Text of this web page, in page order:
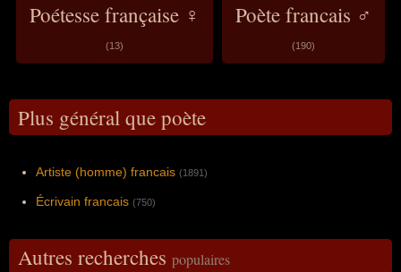
Poétesse française ♀
(13)
Poète francais ♂
(190)
Plus général que poète
Artiste (homme) francais (1891)
Écrivain francais (750)
Autres recherches populaires